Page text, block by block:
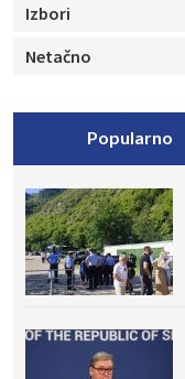
Izbori
Netačno
Popularno